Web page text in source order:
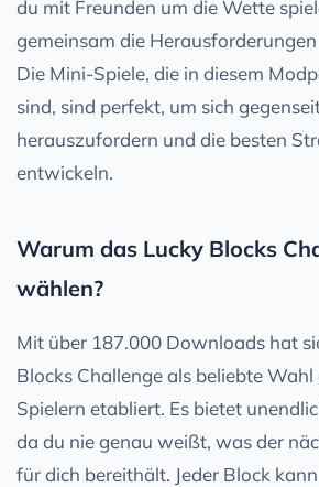
du mit Freunden um die Wette
gemeinsam die
Die Mini-Spiele, die in diesem
sind, sind perfekt, um sich
herauszufordern und die besten
entwickeln.
Warum das Lucky Blocks
wählen?
Mit über 187.000 Downloads hat
Blocks Challenge als beliebte
Spielern etabliert. Es bietet
da du nie genau weißt, was der
für dich bereithält. Jeder Block